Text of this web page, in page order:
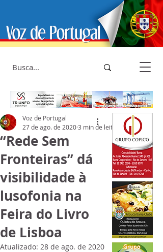
“Rede Sem
Fronteiras” dá
visibilidade à
lusofonia na
Feira do Livro
de Lisboa
Voz de Portugal
27 de ago. de 20203 min de leitura
Atualizado: 28 de ago. de 2020